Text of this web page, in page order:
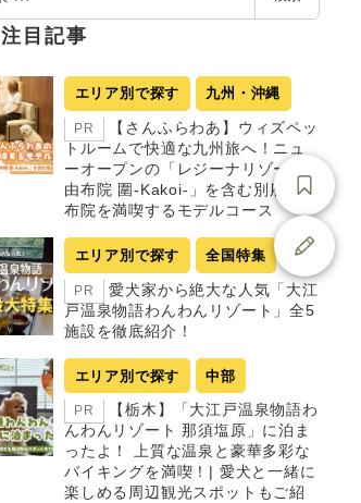
注目記事
エリア別で探す 九州・沖縄
PR
【さんふらわあ】ウィズペッ
トルームで快適な九州旅へ！ニュ
ーオープンの「レジーナリゾート
由布院 圍-Kakoi-」を含む別府・由
布院を満喫するモデルコース
エリア別で探す 全国特集
PR
愛犬家から絶大な人気「大江
戸温泉物語わんわんリゾート」全5
施設を徹底紹介！
エリア別で探す 中部
PR
【栃木】「大江戸温泉物語わ
んわんリゾート 那須塩原」に泊ま
ったよ！ 上質な温泉と豪華多彩な
バイキングを満喫！| 愛犬と一緒に
楽しめる周辺観光スポットもご紹